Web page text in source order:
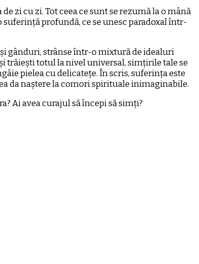
zi cu zi. Tot ceea ce sunt se rezumă la o mână
profundă, ce se unesc paradoxal într-
gânduri, strânse într-o mixtură de idealuri
trăiești totul la nivel universal, simțirile tale se
pielea cu delicatețe. În scris, suferința este
da naștere la comori spirituale inimaginabile.
Ai avea curajul să începi să simți?